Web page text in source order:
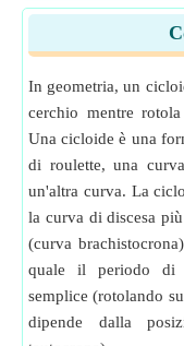
In geometria, un
cerchio mentre
Una cicloide è una
di roulette, una
un'altra curva. La
la curva di discesa
(curva
quale il periodo di
semplice (rotolando
dipende dalla